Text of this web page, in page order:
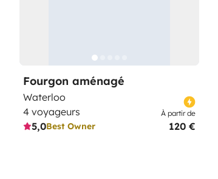
Fourgon aménagé
Waterloo
4 voyageurs
5,0Best Owner
À partir de
120 €